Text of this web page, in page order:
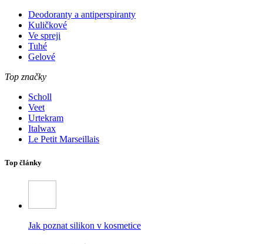
Deodoranty a antiperspiranty
Kuličkové
Ve spreji
Tuhé
Gelové
Top značky
Scholl
Veet
Urtekram
Italwax
Le Petit Marseillais
Top články
Jak poznat silikon v kosmetice